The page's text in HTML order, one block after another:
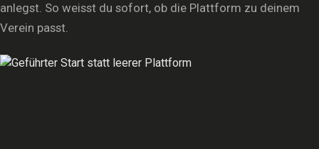
anlegst. So weisst du sofort, ob die Plattform zu deinem
Verein passt.